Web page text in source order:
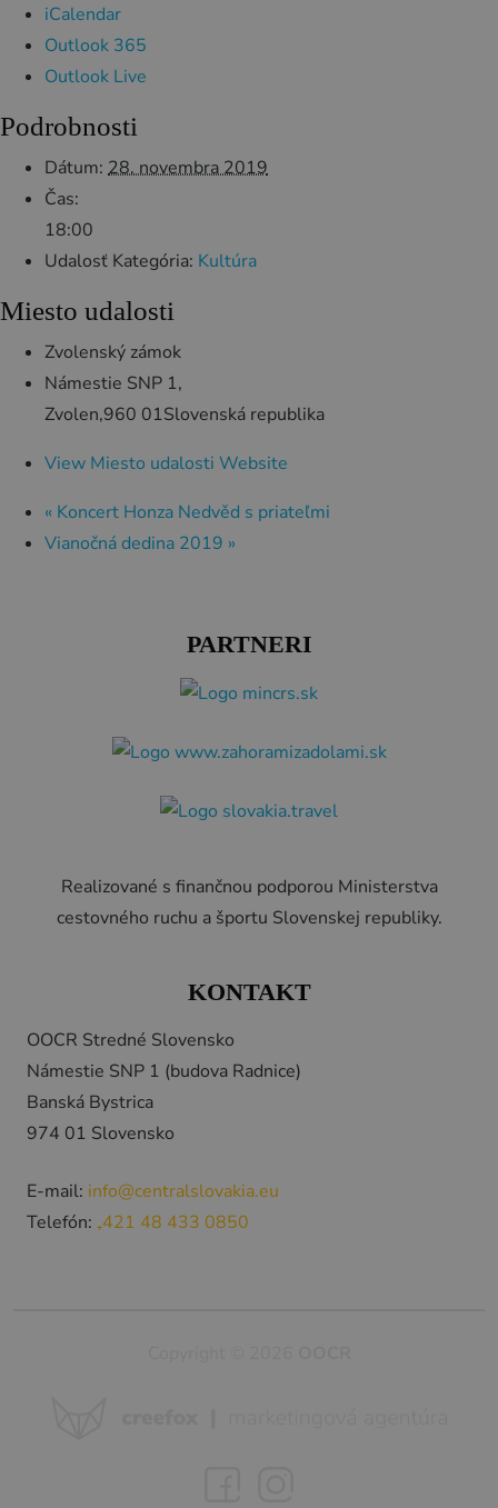
iCalendar
Outlook 365
Outlook Live
Podrobnosti
Dátum: 28. novembra 2019
Čas:
18:00
Udalosť Kategória: Kultúra
Miesto udalosti
Zvolenský zámok
Námestie SNP 1,
Zvolen,960 01Slovenská republika
View Miesto udalosti Website
« Koncert Honza Nedvěd s priateľmi
Vianočná dedina 2019 »
PARTNERI
Realizované s finančnou podporou Ministerstva
cestovného ruchu a športu Slovenskej republiky.
KONTAKT
OOCR Stredné Slovensko
Námestie SNP 1 (budova Radnice)
Banská Bystrica
974 01 Slovensko
E-mail: info@centralslovakia.eu
Telefón: ₊421 48 433 0850